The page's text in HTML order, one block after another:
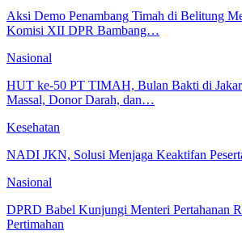
Aksi Demo Penambang Timah di Belitung
Komisi XII DPR Bambang…
Nasional
HUT ke-50 PT TIMAH, Bulan Bakti di
Massal, Donor Darah, dan…
Kesehatan
NADI JKN, Solusi Menjaga Keaktifan
Nasional
DPRD Babel Kunjungi Menteri Pertahanan
Pertimahan